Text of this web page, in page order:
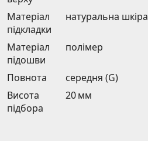
Матеріал
підкладки
натуральна шкіра
Матеріал
підошви
полімер
Повнота
середня (G)
Висота
підбора
20 мм